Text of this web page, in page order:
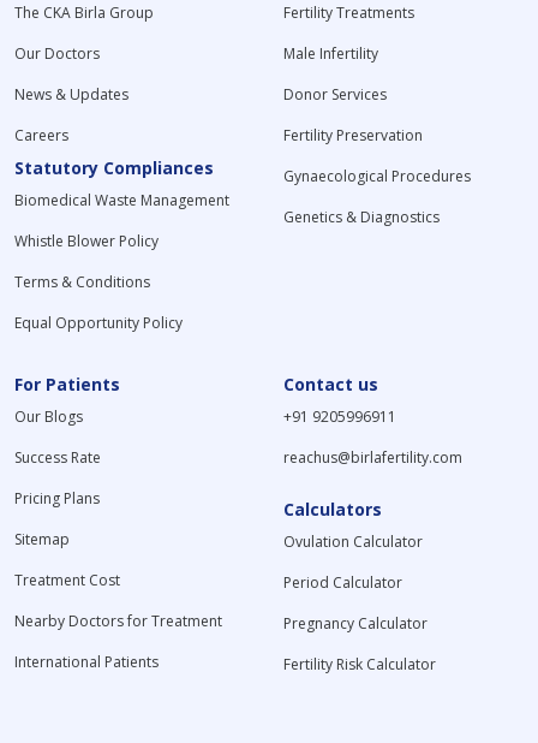
The CKA Birla Group
Our Doctors
News & Updates
Careers
Statutory Compliances
Biomedical Waste Management
Whistle Blower Policy
Terms & Conditions
Equal Opportunity Policy
Fertility Treatments
Male Infertility
Donor Services
Fertility Preservation
Gynaecological Procedures
Genetics & Diagnostics
For Patients
Our Blogs
Success Rate
Pricing Plans
Sitemap
Treatment Cost
Nearby Doctors for Treatment
International Patients
Contact us
+91 9205996911
reachus@birlafertility.com
Calculators
Ovulation Calculator
Period Calculator
Pregnancy Calculator
Fertility Risk Calculator